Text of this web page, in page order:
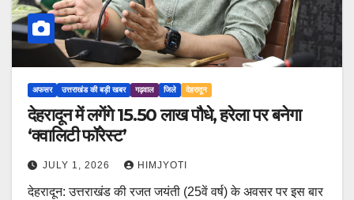
अफसर उत्तराखंड की बड़ी खबर गढ़वाल जिले देहरादून
देहरादून में लगेंगे 15.50 लाख पौधे, हरेला पर बनेगा
‘क्वालिटी फॉरेस्ट’
JULY 1, 2026 HIMJYOTI
देहरादून: उत्तराखंड की रजत जयंती (25वें वर्ष) के अवसर पर इस बार